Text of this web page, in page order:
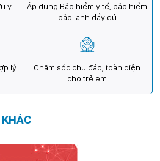
y
Áp dụng Bảo hiểm y tế, bảo hiểm
bảo lãnh đầy đủ
lý
Chăm sóc chu đáo, toàn diện
cho trẻ em